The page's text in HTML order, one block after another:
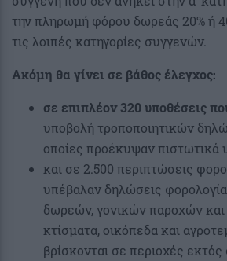
την πληρωμή φόρου δωρεάς 20% ή
τις λοιπές κατηγορίες συγγενών.
Ακόμη θα γίνει σε βάθος έλεγχος:
σε επιπλέον 320 υποθέσεις
υποβολή τροποποιητικών
οποίες προέκυψαν πιστωτικά
και σε 2.500 περιπτώσεις
υπέβαλαν δηλώσεις
δωρεών, γονικών παροχών και
κτίσματα, οικόπεδα και
βρίσκονται σε περιοχές